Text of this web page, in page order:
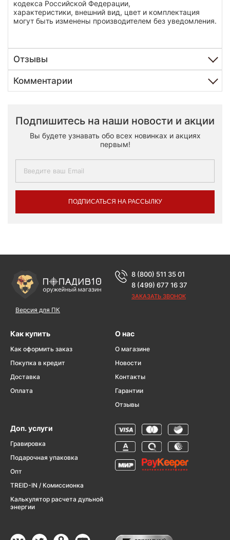
кодекса Российской Федерации,
характеристики, внешний вид, цвет и комплектация
могут быть изменены производителем без уведомления.
Отзывы
Комментарии
Подпишитесь на наши новости и акции
Вы будете узнавать обо всех новинках и акциях
первым!
ПОДПИСАТЬСЯ НА РАССЫЛКУ
Версия для ПК
8 (800) 511 35 01
8 (499) 677 16 37
ЗАКАЗАТЬ ЗВОНОК
Как купить
Как оформить заказ
Покупка в кредит
Доставка
Оплата
О нас
О магазине
Новости
Контакты
Гарантии
Отзывы
Доп. услуги
Гравировка
Подарочная упаковка
Опт
TREID-IN / Комиссионка
Калькулятор расчета дульной
энергии